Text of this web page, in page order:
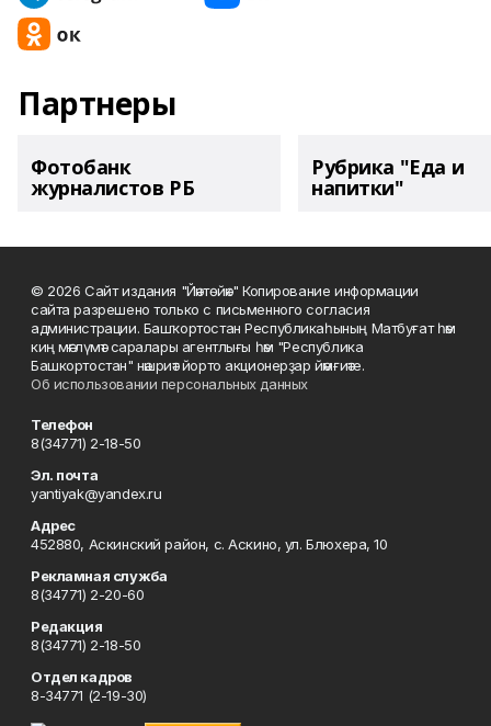
Партнеры
Фотобанк
журналистов РБ
Рубрика "Еда и
напитки"
© 2026 Сайт издания "Йәнтөйәк" Копирование информации
сайта разрешено только с письменного согласия
администрации. Башҡортостан Республикаһының Матбуғат һәм
киң мәғлүмәт саралары агентлығы һәм "Республика
Башкортостан" нәшриәт йорто акционерҙар йәмғиәте.
Об использовании персональных данных
Телефон
8(34771) 2-18-50
Эл. почта
yantiyak@yandex.ru
Адрес
452880, Аскинский район, с. Аскино, ул. Блюхера, 10
Рекламная служба
8(34771) 2-20-60
Редакция
8(34771) 2-18-50
Отдел кадров
8-34771 (2-19-30)